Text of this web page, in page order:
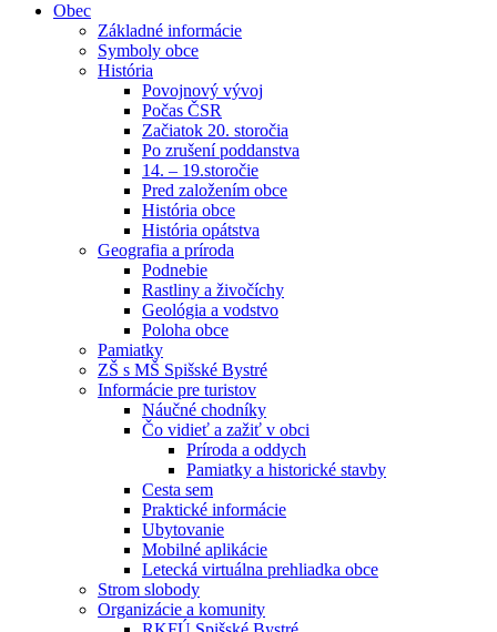
Obec
Základné informácie
Symboly obce
História
Povojnový vývoj
Počas ČSR
Začiatok 20. storočia
Po zrušení poddanstva
14. – 19.storočie
Pred založením obce
História obce
História opátstva
Geografia a príroda
Podnebie
Rastliny a živočíchy
Geológia a vodstvo
Poloha obce
Pamiatky
ZŠ s MŠ Spišské Bystré
Informácie pre turistov
Náučné chodníky
Čo vidieť a zažiť v obci
Príroda a oddych
Pamiatky a historické stavby
Cesta sem
Praktické informácie
Ubytovanie
Mobilné aplikácie
Letecká virtuálna prehliadka obce
Strom slobody
Organizácie a komunity